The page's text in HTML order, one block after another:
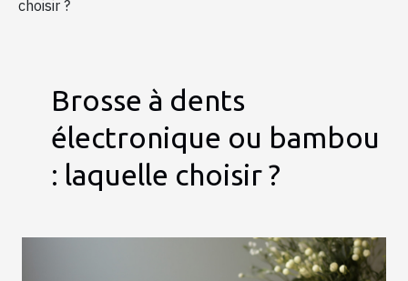
choisir ?
Brosse à dents
électronique ou bambou
: laquelle choisir ?